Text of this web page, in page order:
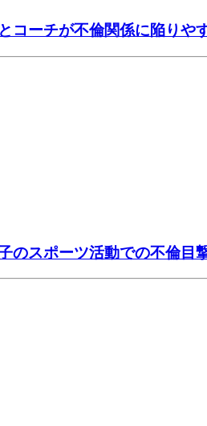
コーチが不倫関係に陥りや
のスポーツ活動での不倫目